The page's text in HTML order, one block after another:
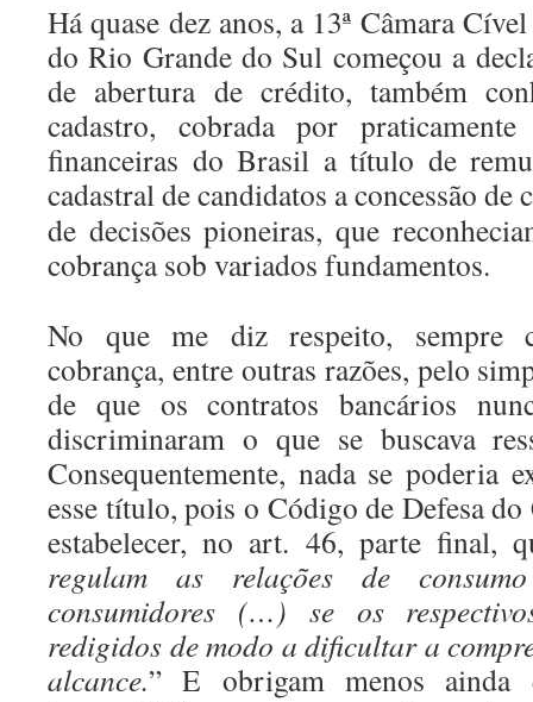
Há quase dez anos, a 13ª Câmara
do Rio Grande do Sul começou a
de abertura de crédito, também
cadastro, cobrada por
financeiras do Brasil a título de
cadastral de candidatos a concessão de
de decisões pioneiras, que
cobrança sob variados fundamentos.
No que me diz respeito, sempre
cobrança, entre outras razões, pelo
de que os contratos bancários
discriminaram o que se buscava
Consequentemente, nada se poderia
esse título, pois o Código de Defesa
estabelecer, no art. 46, parte final,
regulam as relações de
consumidores (…) se os
redigidos de modo a dificultar a
alcance.” E obrigam menos ainda